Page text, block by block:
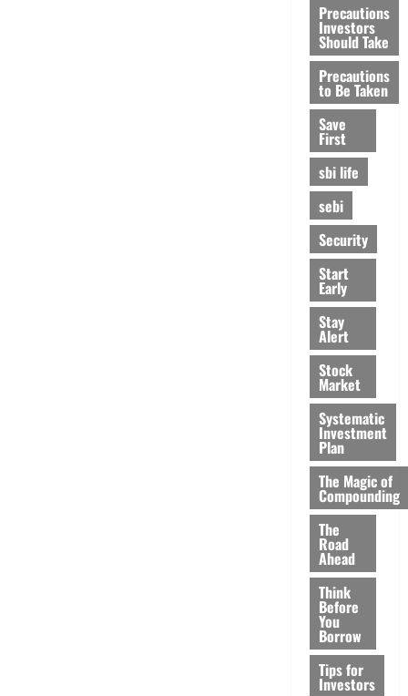
Precautions
Investors
Should Take
Precautions
to Be Taken
Save
First
sbi life
sebi
Security
Start
Early
Stay
Alert
Stock
Market
Systematic
Investment
Plan
The Magic of
Compounding
The
Road
Ahead
Think
Before
You
Borrow
Tips for
Investors